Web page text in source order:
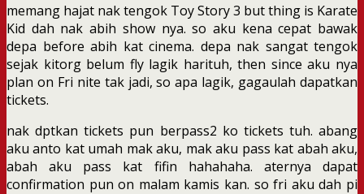
memang hajat nak tengok Toy Story 3 but thing is Karate
Kid dah nak abih show nya. so aku kena cepat bawak
depa before abih kat cinema. depa nak sangat tengok
sejak kitorg belum fly lagik harituh, then since aku nya
plan on Fri nite tak jadi, so apa lagik, gagaulah dapatkan
tickets.
nak dptkan tickets pun berpass2 ko tickets tuh. abang
aku anto kat umah mak aku, mak aku pass kat abah aku,
abah aku pass kat fifin hahahaha. aternya dapat
confirmation pun on malam kamis kan. so fri aku dah pi